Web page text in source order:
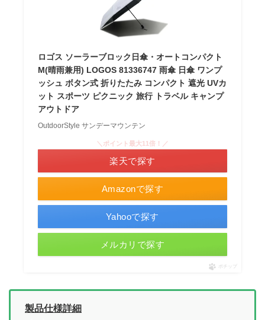
ロゴス ソーラーブロック日傘・オートコンパクト
M(晴雨兼用) LOGOS 81336747 雨傘 日傘 ワンプ
ッシュ ボタン式 折りたたみ コンパクト 遮光 UVカ
ット スポーツ ピクニック 旅行 トラベル キャンプ
アウトドア
OutdoorStyle サンデーマウンテン
Amazonで探す
＼ポイント最大11倍！／
楽天で探す
Yahooで探す
メルカリで探す
ポチップ
製品仕様詳細